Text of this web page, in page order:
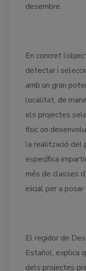
desembre.
En concret
detectar i
amb un gran
localitat, de
els projectes
físic on
la realització del
específica
més de classes
inicial per a posar
El regidor de
Estañol, explica
dels projectes